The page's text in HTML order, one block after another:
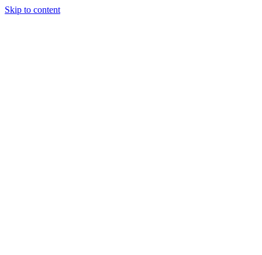
Skip to content